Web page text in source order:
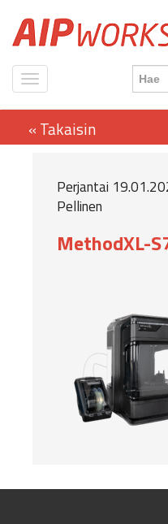
Perjantai
Pellinen
MethodXL-